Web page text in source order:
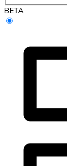
BETA